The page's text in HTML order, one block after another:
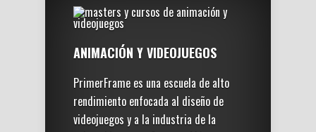
ANIMACIÓN Y VIDEOJUEGOS
PrimerFrame es una escuela de alto
rendimiento enfocada al diseño de
videojuegos y a la industria de la